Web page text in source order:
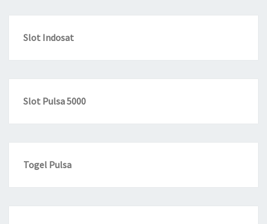
Slot Indosat
Slot Pulsa 5000
Togel Pulsa